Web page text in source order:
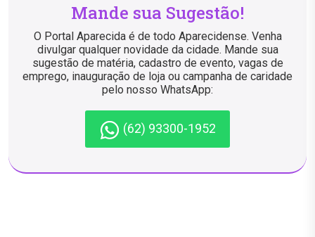
Mande sua Sugestão!
O Portal Aparecida é de todo Aparecidense. Venha
divulgar qualquer novidade da cidade. Mande sua
sugestão de matéria, cadastro de evento, vagas de
emprego, inauguração de loja ou campanha de caridade
pelo nosso WhatsApp:
(62) 93300-1952